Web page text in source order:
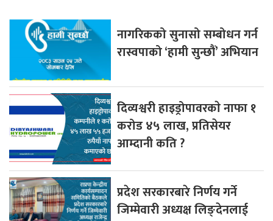
नागरिकको सुनासो सम्बोधन गर्न
रास्वपाको ‘हामी सुन्छौं’ अभियान
दिव्यश्वरी हाइड्रोपावरकाे नाफा १
करोड ४५ लाख, प्रतिसेयर
आम्दानी कति ?
प्रदेश सरकारबारे निर्णय गर्ने
जिम्मेवारी अध्यक्ष लिङ्देनलाई